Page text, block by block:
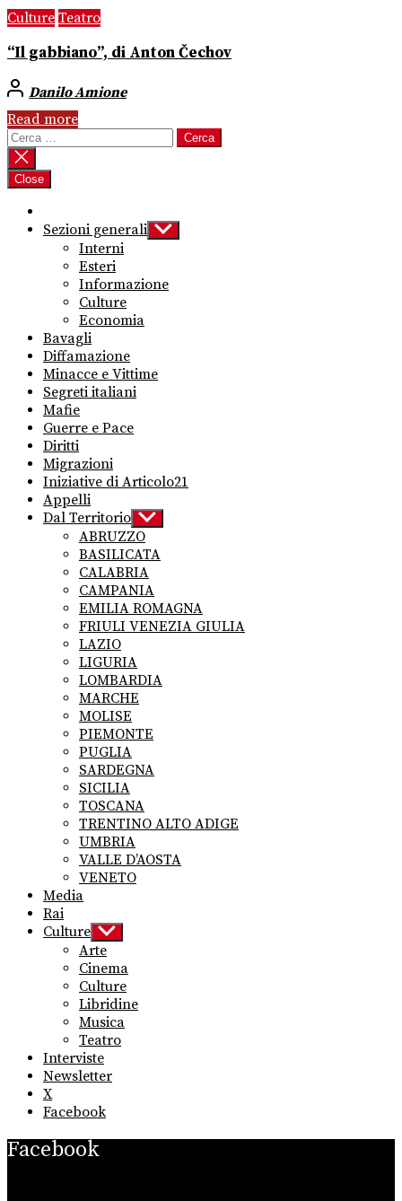
Culture Teatro
“Il gabbiano”, di Anton Čechov
Danilo Amione
Read more
Ricerca
per:
Close
Sezioni generali Show
sub
Interni
Esteri
Informazione
Culture
Economia
Bavagli
Diffamazione
Minacce e Vittime
Segreti italiani
Mafie
Guerre e Pace
Diritti
Migrazioni
Iniziative di Articolo21
Appelli
Dal Territorio Show
sub
menu
ABRUZZO
BASILICATA
CALABRIA
CAMPANIA
EMILIA ROMAGNA
FRIULI VENEZIA GIULIA
LAZIO
LIGURIA
LOMBARDIA
MARCHE
MOLISE
PIEMONTE
PUGLIA
SARDEGNA
SICILIA
TOSCANA
TRENTINO ALTO ADIGE
UMBRIA
VALLE D’AOSTA
VENETO
Media
Rai
Culture Show
sub
menu
Arte
Cinema
Culture
Libridine
Musica
Teatro
Interviste
Newsletter
X
Facebook
Facebook